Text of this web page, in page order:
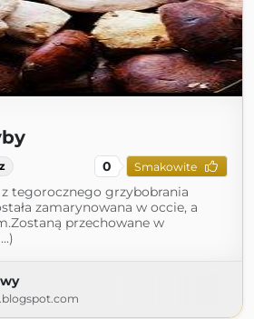
0 Smakowite
tegorocznego grzybobrania
zamarynowana w occie, a
przechowane w